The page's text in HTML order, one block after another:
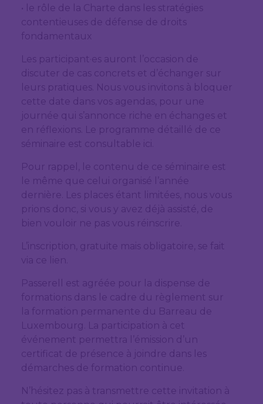
• le rôle de la Charte dans les stratégies
contentieuses de défense de droits
fondamentaux
Les participant·es auront l’occasion de
discuter de cas concrets et d’échanger sur
leurs pratiques. Nous vous invitons à bloquer
cette date dans vos agendas, pour une
journée qui s’annonce riche en échanges et
en réflexions. Le programme détaillé de ce
séminaire est consultable ici.
Pour rappel, le contenu de ce séminaire est
le même que celui organisé l’année
dernière. Les places étant limitées, nous vous
prions donc, si vous y avez déjà assisté, de
bien vouloir ne pas vous réinscrire.
L’inscription, gratuite mais obligatoire, se fait
via ce lien.
Passerell est agréée pour la dispense de
formations dans le cadre du règlement sur
la formation permanente du Barreau de
Luxembourg. La participation à cet
événement permettra l’émission d’un
certificat de présence à joindre dans les
démarches de formation continue.
N’hésitez pas à transmettre cette invitation à